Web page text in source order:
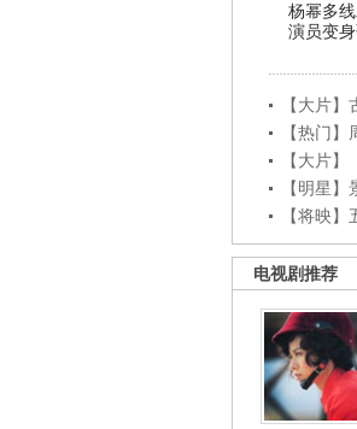
杨幂多
演员变
【大片
【热门
【大片
【明星
【将映
电视剧推荐